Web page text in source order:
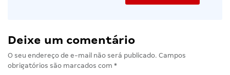
Deixe um comentário
O seu endereço de e-mail não será publicado. Campos
obrigatórios são marcados com *